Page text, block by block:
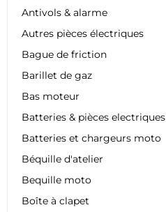
Antivols & alarme
Autres pièces électriques
Bague de friction
Barillet de gaz
Bas moteur
Batteries & pièces electriques
Batteries et chargeurs moto
Béquille d'atelier
Bequille moto
Boîte à clapet